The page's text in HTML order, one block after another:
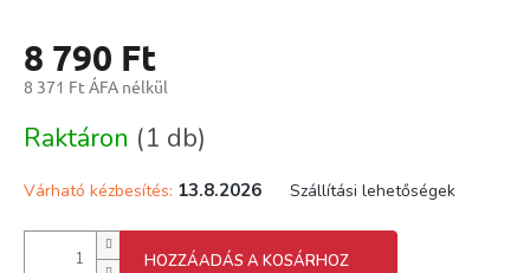
8 790 Ft
8 371 Ft ÁFA nélkül
Raktáron (1 db)
Várható kézbesítés: 13.8.2026 Szállítási lehetőségek
HOZZÁADÁS A KOSÁRHOZ